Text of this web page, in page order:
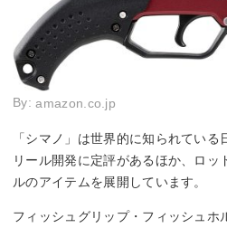
By:amazon.co.jp
「シマノ」は世界的に知られている
リール開発に定評があるほか、ロッ
ルのアイテムを展開しています。
フィッシュグリップ・フィッシュホ